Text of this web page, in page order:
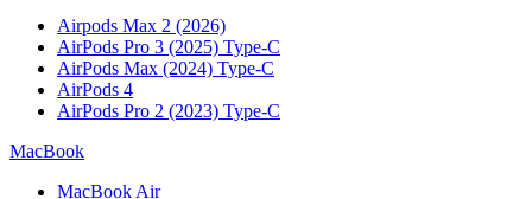
Airpods Max 2 (2026)
AirPods Pro 3 (2025) Type-C
AirPods Max (2024) Type-C
AirPods 4
AirPods Pro 2 (2023) Type-C
MacBook
MacBook Air